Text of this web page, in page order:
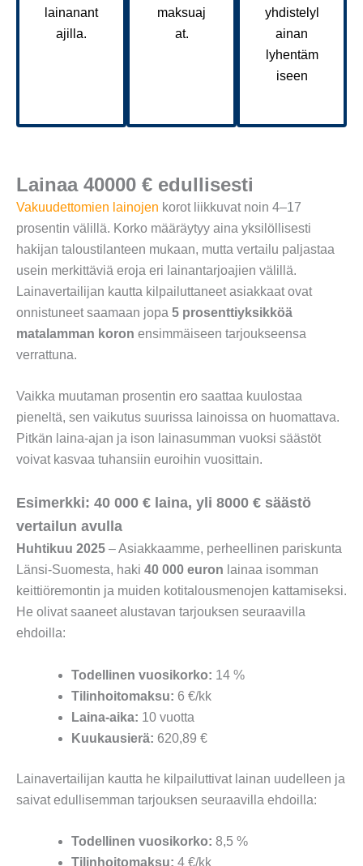
yhdistelyl
ainan
lyhentäm
iseen
maksuaj
at.
lainanant
ajilla.
Lainaa 40000 € edullisesti
Vakuudettomien lainojen korot liikkuvat noin 4–17
prosentin välillä. Korko määräytyy aina yksilöllisesti
hakijan taloustilanteen mukaan, mutta vertailu paljastaa
usein merkittäviä eroja eri lainantarjoajien välillä.
Lainavertailijan kautta kilpailuttaneet asiakkaat ovat
onnistuneet saamaan jopa 5 prosenttiyksikköä
matalamman koron ensimmäiseen tarjoukseensa
verrattuna.
Vaikka muutaman prosentin ero saattaa kuulostaa
pieneltä, sen vaikutus suurissa lainoissa on huomattava.
Pitkän laina-ajan ja ison lainasumman vuoksi säästöt
voivat kasvaa tuhansiin euroihin vuosittain.
Esimerkki: 40 000 € laina, yli 8000 € säästö
vertailun avulla
Huhtikuu 2025 – Asiakkaamme, perheellinen pariskunta
Länsi-Suomesta, haki 40 000 euron lainaa isomman
keittiöremontin ja muiden kotitalousmenojen kattamiseksi.
He olivat saaneet alustavan tarjouksen seuraavilla
ehdoilla:
Todellinen vuosikorko: 14 %
Tilinhoitomaksu: 6 €/kk
Laina-aika: 10 vuotta
Kuukausierä: 620,89 €
Lainavertailijan kautta he kilpailuttivat lainan uudelleen ja
saivat edullisemman tarjouksen seuraavilla ehdoilla:
Todellinen vuosikorko: 8,5 %
Tilinhoitomaksu: 4 €/kk